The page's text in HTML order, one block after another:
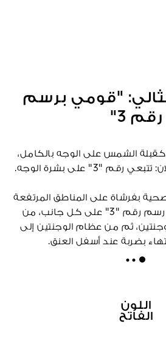
"قومي برسم
رقم 3"
الشمس على الوجه بالكامل،
"3" على بشرة الوجه.
بفرشاة على المناطق المرتفعة
من الوجه عن طريق رسم رقم "3" على كل جانب، من
ثم من عظام الوجنتين إلى
بضربة عند أسفل العنق.
اللون
الفاتح